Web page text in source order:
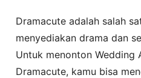
Dramacute adalah salah
menyediakan drama dan
Untuk menonton Wedding
Dramacute, kamu bisa